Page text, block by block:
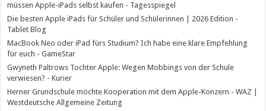
müssen Apple-iPads selbst kaufen - Tagesspiegel
Die besten Apple iPads für Schüler und Schülerinnen | 2026 Edition -
Tablet Blog
MacBook Neo oder iPad fürs Studium? Ich habe eine klare Empfehlung
für euch - GameStar
Gwyneth Paltrows Tochter Apple: Wegen Mobbings von der Schule
verwiesen? - Kurier
Herner Grundschule möchte Kooperation mit dem Apple-Konzern - WAZ |
Westdeutsche Allgemeine Zeitung